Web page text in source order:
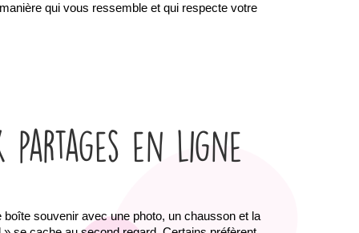
qui vous ressemble et qui respecte votre
en ligne
souvenir avec une photo, un chausson et la